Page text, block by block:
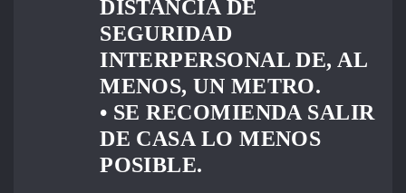
DISTANCIA DE
SEGURIDAD
INTERPERSONAL DE, AL
MENOS, UN METRO.
• SE RECOMIENDA SALIR
DE CASA LO MENOS
POSIBLE.